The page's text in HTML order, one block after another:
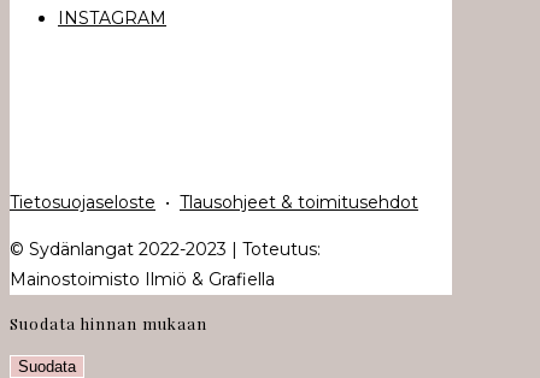
INSTAGRAM
Tietosuojaseloste • Tlausohjeet & toimitusehdot
© Sydänlangat 2022-2023 | Toteutus:
Mainostoimisto Ilmiö & Grafiella
Suodata hinnan mukaan
Minimihinta
Maksimihinta
Suodata